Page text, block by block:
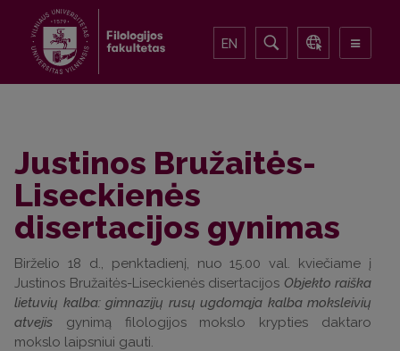
EN
Justinos Bružaitės-
Liseckienės
disertacijos gynimas
Birželio 18 d., penktadienį, nuo 15.00 val. kviečiame į
Justinos Bružaitės-Liseckienės disertacijos Objekto raiška
lietuvių kalba: gimnazijų rusų ugdomąja kalba moksleivių
atvejis gynimą filologijos mokslo krypties daktaro
mokslo laipsniui gauti.